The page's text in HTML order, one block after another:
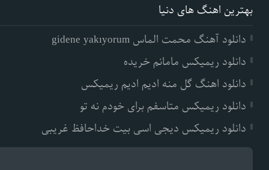
بهترین اهنگ های دنیا
دانلود آهنگ محمت الماس gidene yakıyorum
دانلود ریمیکس مامانم خریده
دانلود اهنگ گل منه ادیم ادیم ریمیکس
دانلود ریمیکس متاسفم برای خودم نه تو
دانلود ریمیکس دیجی اسی بیت خداحافظ غریبی